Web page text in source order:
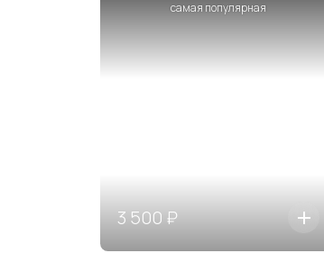
самая популярная
3 500 ₽